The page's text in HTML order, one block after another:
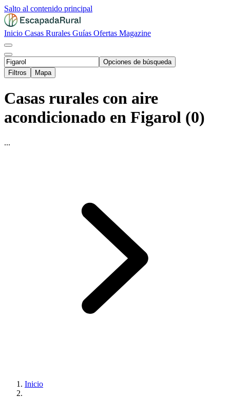
Salto al contenido principal
Inicio Casas Rurales Guías Ofertas Magazine
Opciones de búsqueda
Filtros
Mapa
Casas rurales con aire
acondicionado en Figarol (0)
...
Inicio